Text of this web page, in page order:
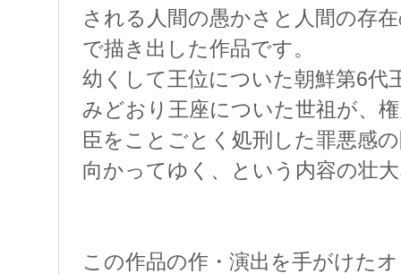
される人間の愚かさと人間の存
で描き出した作品です。
幼くして王位についた朝鮮第6代
みどおり王座についた世祖が、
臣をことごとく処刑した罪悪感
向かってゆく、という内容の壮
この作品の作・演出を手がけた